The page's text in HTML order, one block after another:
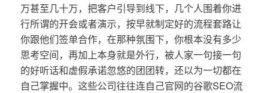
万甚至几十万，把客户引导到线下，几个人围着你进
行所谓的开会或者演示，按早就制定好的流程套路让
你跟他们签单合作，在那种氛围下，你根本没有多少
思考空间，再加上本身就是外行，被人家一句接一句
的好听话和虚假承诺忽悠的团团转，还以为一切都在
自己掌握中。这些公司往往连自己官网的谷歌SEO流